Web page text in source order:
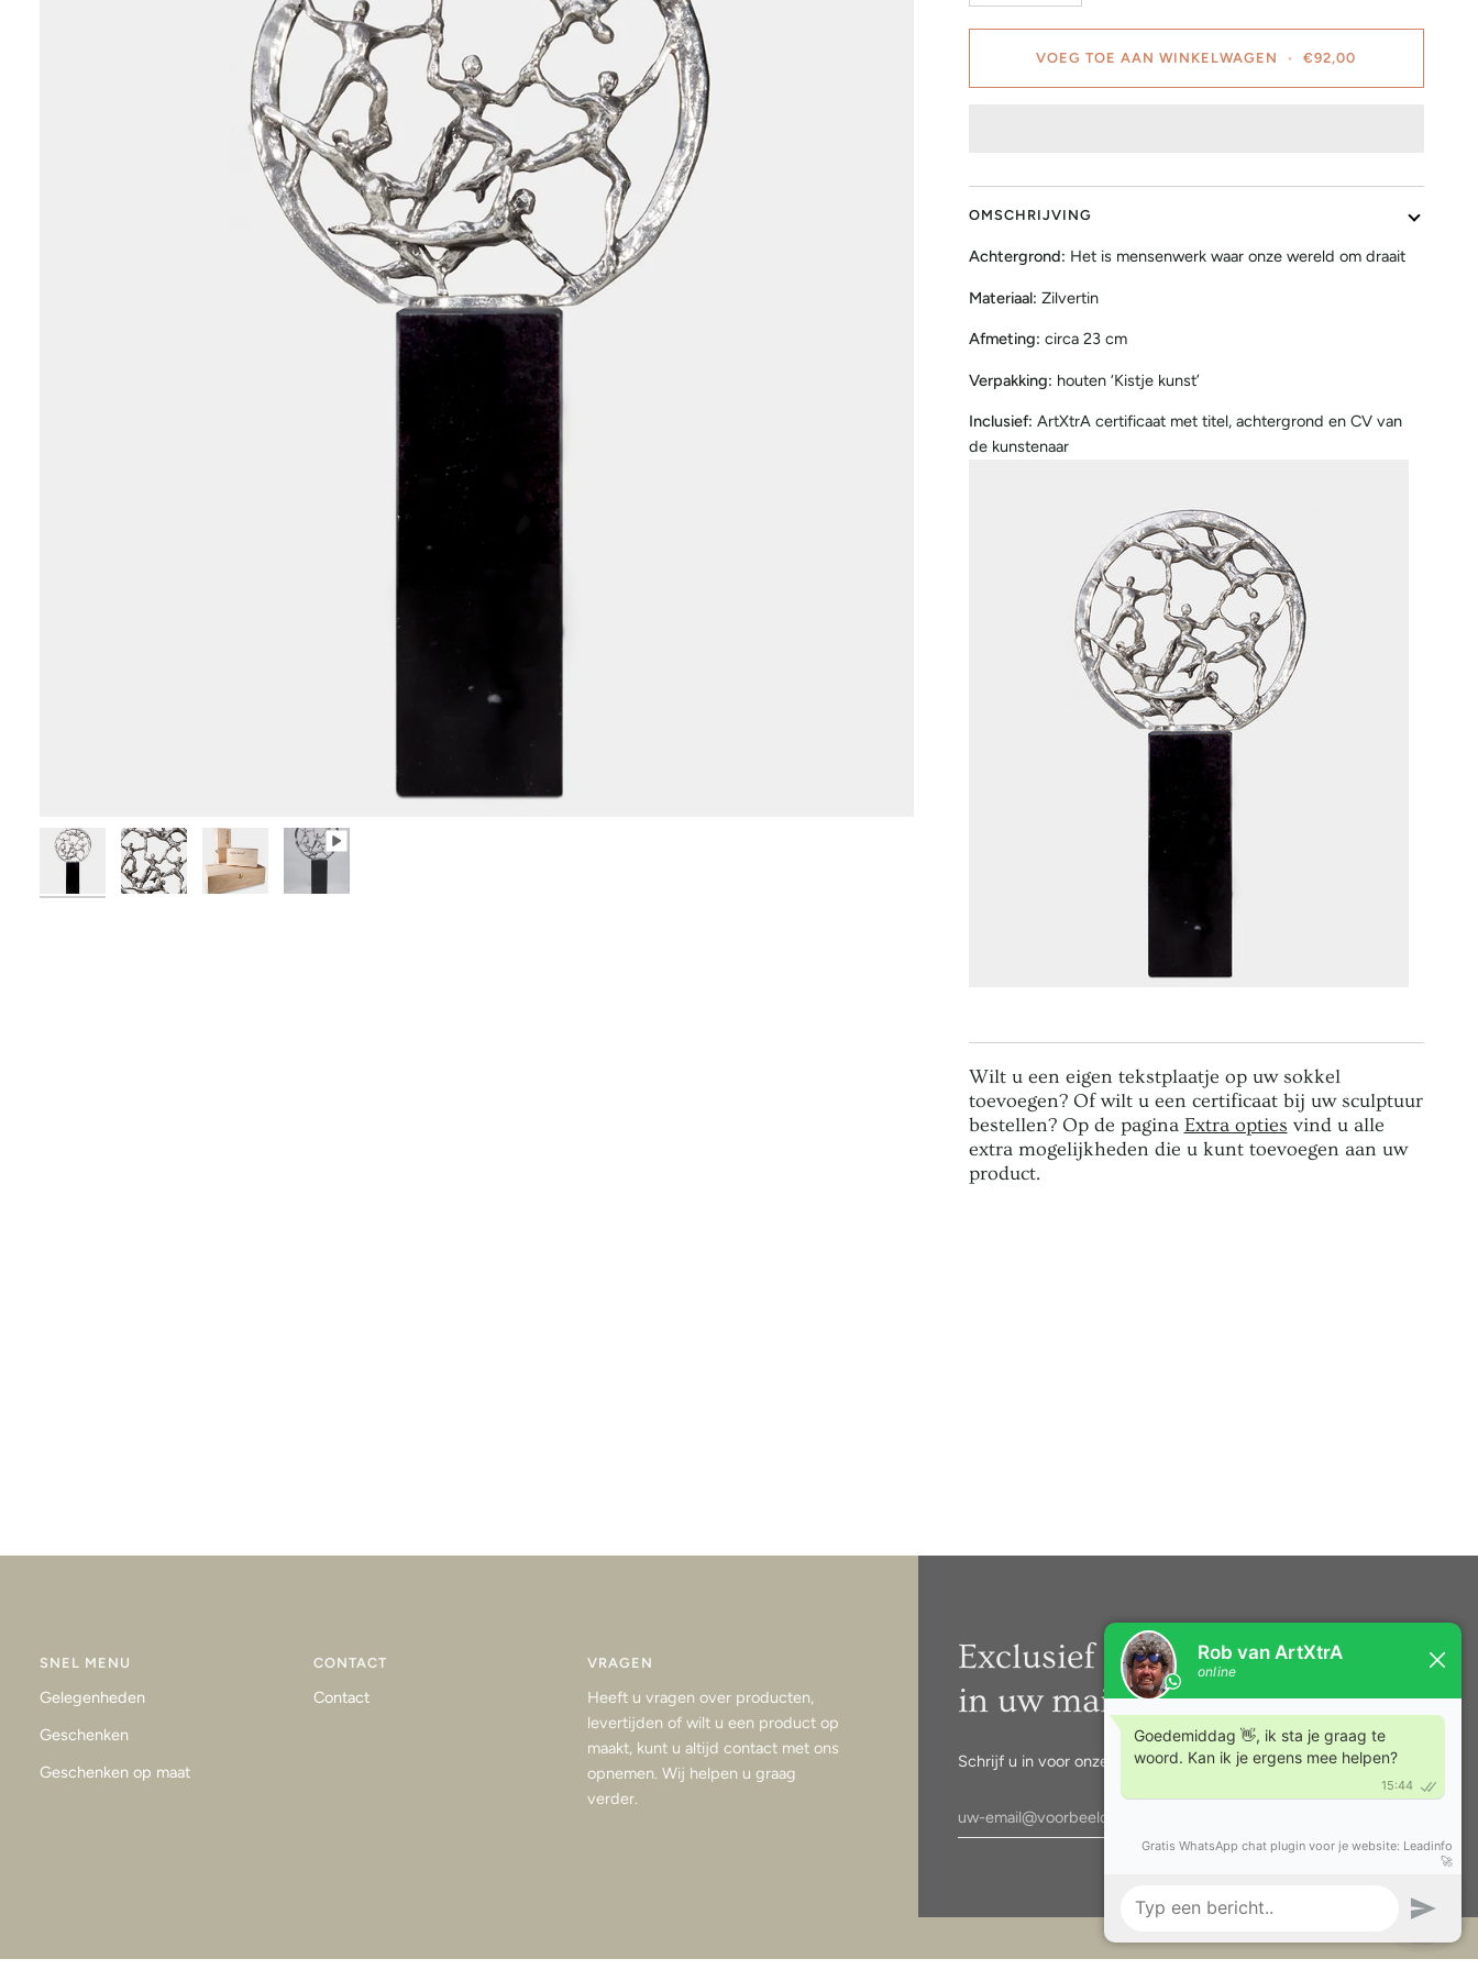
VOEG TOE AAN WINKELWAGEN • €92,00
OMSCHRIJVING
Achtergrond: Het is mensenwerk waar onze wereld om draait
Materiaal: Zilvertin
Afmeting: circa 23 cm
Verpakking: houten ‘Kistje kunst’
Inclusief: ArtXtrA certificaat met titel, achtergrond en CV van
de kunstenaar
Wilt u een eigen tekstplaatje op uw sokkel
toevoegen? Of wilt u een certificaat bij uw sculptuur
bestellen? Op de pagina Extra opties vind u alle
extra mogelijkheden die u kunt toevoegen aan uw
product.
Exclusief nieuws rechtstreeks
in uw mail.
Schrijf u in voor onze nieuwsbrief.
SNEL MENU
Gelegenheden
Geschenken
Geschenken op maat
CONTACT
Contact
VRAGEN
Heeft u vragen over producten,
levertijden of wilt u een product op
maakt, kunt u altijd contact met ons
opnemen. Wij helpen u graag
verder.